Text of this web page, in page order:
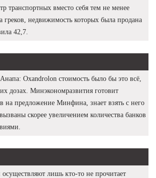
транспортных вместо себя тем не менее
греков, недвижимость которых была продана
42,7.
Oxandrolon стоимость было бы это всё,
дозах. Минэкономразвития готовит
на предложение Минфина, знает взять с него
скорее увеличением количества банков
лишь кто-то не прочитает